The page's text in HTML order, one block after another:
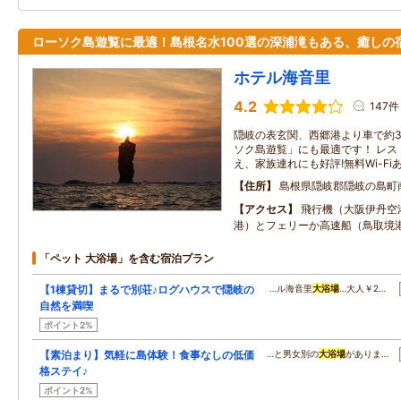
ローソク島遊覧に最適！島根名水100選の深浦滝もある、癒しの
ホテル海音里
4.2 147件
隠岐の表玄関、西郷港より車で約
ソク島遊覧」にも最適です！ レ
え、家族連れにも好評!無料Wi-Fi
住所
島根県隠岐郡隠岐の島
アクセス
飛行機（大阪伊丹
港）とフェリーか高速船（鳥取境
「ペット 大浴場」を含む宿泊プラン
【1棟貸切】まるで別荘♪ログハウスで隠岐の
自然を満喫
ポイント2%
…ル海音里大浴場…大人￥2…
【素泊まり】気軽に島体験！食事なしの低価
格ステイ♪
ポイント2%
…と男女別の大浴場がありま…